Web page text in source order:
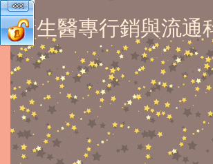
新生醫專行銷與流通